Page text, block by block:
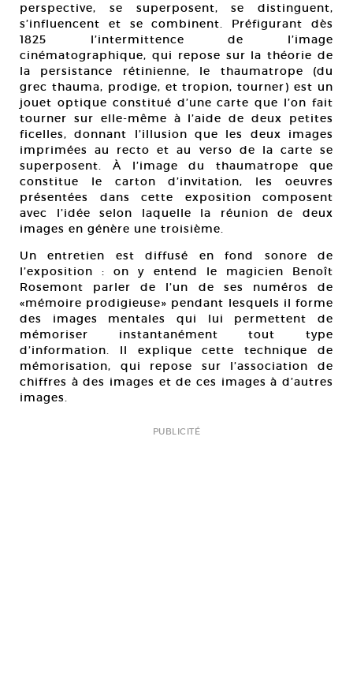
perspective, se superposent, se distinguent,
s’influencent et se combinent. Préfigurant dès
1825 l’intermittence de l’image
cinématographique, qui repose sur la théorie de
la persistance rétinienne, le thaumatrope (du
grec thauma, prodige, et tropion, tourner) est un
jouet optique constitué d’une carte que l’on fait
tourner sur elle-même à l’aide de deux petites
ficelles, donnant l’illusion que les deux images
imprimées au recto et au verso de la carte se
superposent. À l’image du thaumatrope que
constitue le carton d’invitation, les oeuvres
présentées dans cette exposition composent
avec l’idée selon laquelle la réunion de deux
images en génère une troisième.
Un entretien est diffusé en fond sonore de
l’exposition : on y entend le magicien Benoît
Rosemont parler de l’un de ses numéros de
«mémoire prodigieuse» pendant lesquels il forme
des images mentales qui lui permettent de
mémoriser instantanément tout type
d’information. Il explique cette technique de
mémorisation, qui repose sur l’association de
chiffres à des images et de ces images à d’autres
images.
PUBLICITÉ